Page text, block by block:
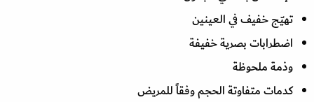
تهيّج خفيف في العينين
اضطرابات بصرية خفيفة
وذمة ملحوظة
كدمات متفاوتة الحجم وفقاً للمريض